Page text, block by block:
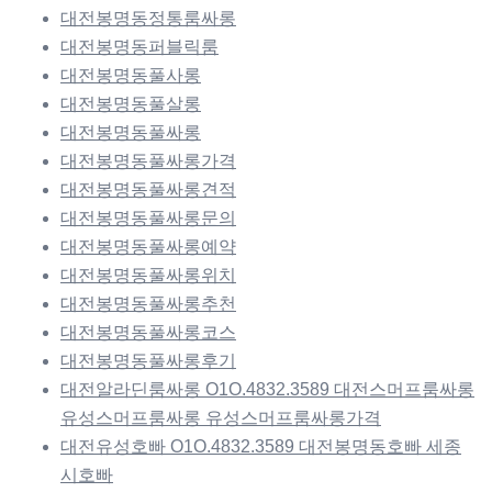
대전봉명동정통룸싸롱
대전봉명동퍼블릭룸
대전봉명동풀사롱
대전봉명동풀살롱
대전봉명동풀싸롱
대전봉명동풀싸롱가격
대전봉명동풀싸롱견적
대전봉명동풀싸롱문의
대전봉명동풀싸롱예약
대전봉명동풀싸롱위치
대전봉명동풀싸롱추천
대전봉명동풀싸롱코스
대전봉명동풀싸롱후기
대전알라딘룸싸롱 O1O.4832.3589 대전스머프룸싸롱
유성스머프룸싸롱 유성스머프룸싸롱가격
대전유성호빠 O1O.4832.3589 대전봉명동호빠 세종
시호빠